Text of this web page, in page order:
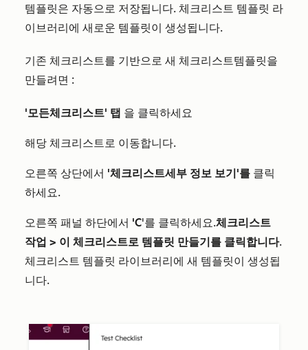
템플릿은 자동으로 저장됩니다. 체크리스트 템플릿 라
이브러리에 새로운 템플릿이 생성됩니다.
기존 체크리스트를 기반으로 새 체크리스트템플릿을
만들려면 :
'모든체크리스트' 탭 을 클릭하세요
해당 체크리스트로 이동합니다.
오른쪽 상단에서 '체크리스트세부 정보 보기'를 클릭
하세요.
오른쪽 패널 하단에서 'C'를 클릭하세요.체크리스트
작업 > 이 체크리스트로 템플릿 만들기를 클릭합니다.
체크리스트 템플릿 라이브러리에 새 템플릿이 생성됩
니다.